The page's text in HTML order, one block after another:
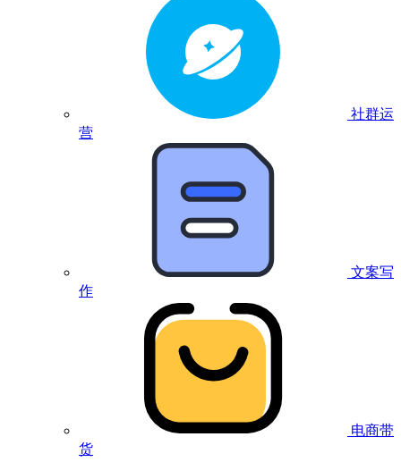
社群运
营
文案写
作
电商带
货